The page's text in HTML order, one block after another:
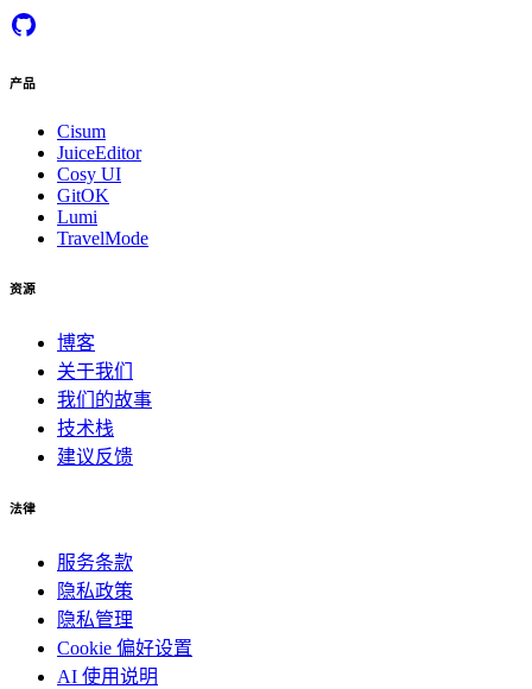
产品
Cisum
JuiceEditor
Cosy UI
GitOK
Lumi
TravelMode
资源
博客
关于我们
我们的故事
技术栈
建议反馈
法律
服务条款
隐私政策
隐私管理
Cookie 偏好设置
AI 使用说明